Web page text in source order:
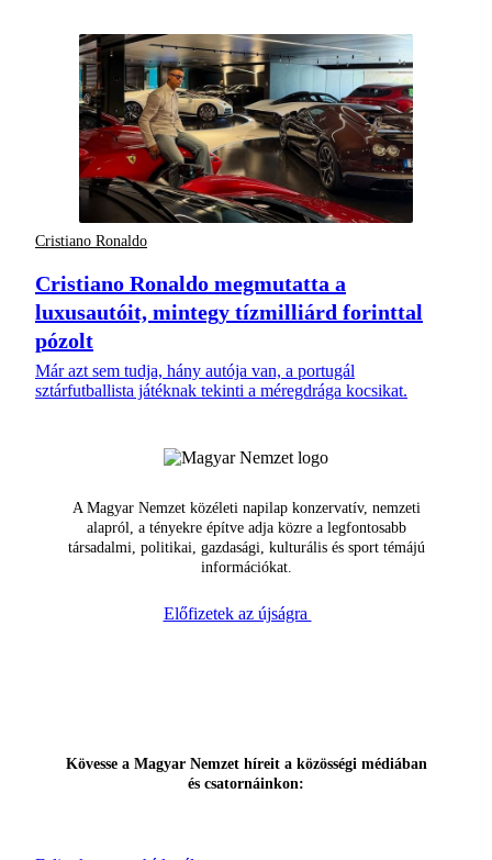
Cristiano Ronaldo
Cristiano Ronaldo megmutatta a
luxusautóit, mintegy tízmilliárd forinttal
pózolt
Már azt sem tudja, hány autója van, a portugál
sztárfutballista játéknak tekinti a méregdrága kocsikat.
A Magyar Nemzet közéleti napilap konzervatív, nemzeti
alapról, a tényekre építve adja közre a legfontosabb
társadalmi, politikai, gazdasági, kulturális és sport témájú
információkat.
Előfizetek az újságra
Kövesse a Magyar Nemzet híreit a közösségi médiában
és csatornáinkon: